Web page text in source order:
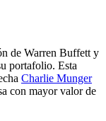
de Warren Buffett y
portafolio. Esta
Charlie Munger
con mayor valor de